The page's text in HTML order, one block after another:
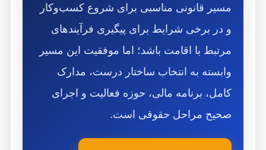
مسیر قانونی مناسبی برای شروع کسب‌وکار
و در برخی شرایط برای پیگیری فرآیندهای
مرتبط با اقامت باشد؛ اما موفقیت این مسیر
وابسته به انتخاب ساختار درست، مدارک
کامل، برنامه مالی، حوزه فعالیت و اجرای
صحیح مراحل حقوقی است.